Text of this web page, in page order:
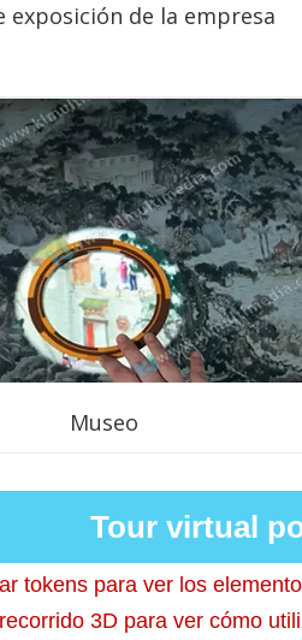
exposición de la empresa
Museo
Tour virtual
tokens para ver los
3D para ver cómo